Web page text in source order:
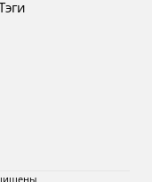
Тэги